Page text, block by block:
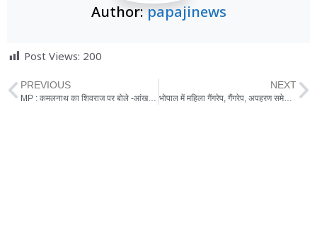
Author:papajinews
Post Views: 200
PREVIOUS
MP : कमलनाथ का शिवराज पर बोले -आंख-कान भले ना चले मुंह बहुत चलता है
NEXT
भोपाल में महिला गैंगरेप, गैंगरेप, अपहरण समेत अन्य धाराओं में केस दर्ज